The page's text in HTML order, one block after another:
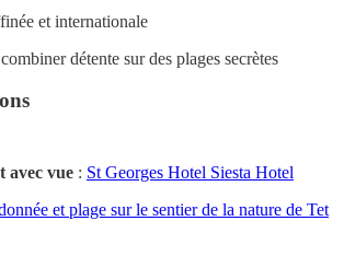
et internationale
détente sur des plages secrètes
avec vue : St Georges Hotel Siesta Hotel
et plage sur le sentier de la nature de Tet